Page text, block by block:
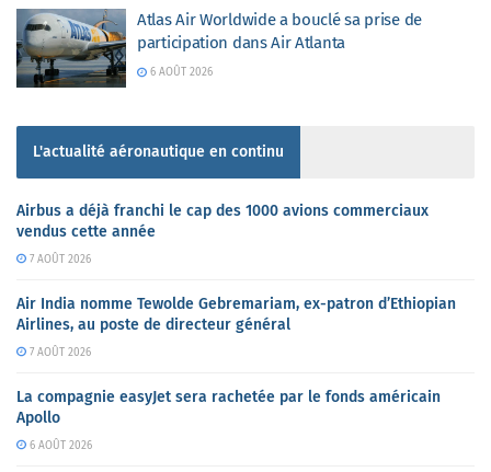
Atlas Air Worldwide a bouclé sa prise de
participation dans Air Atlanta
6 AOÛT 2026
L'actualité aéronautique en continu
Airbus a déjà franchi le cap des 1000 avions commerciaux
vendus cette année
7 AOÛT 2026
Air India nomme Tewolde Gebremariam, ex-patron d’Ethiopian
Airlines, au poste de directeur général
7 AOÛT 2026
La compagnie easyJet sera rachetée par le fonds américain
Apollo
6 AOÛT 2026